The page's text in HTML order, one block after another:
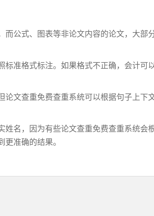
而公式、图表等非论文内容的论文，大部
准格式标注。如果格式不正确，会计可
文查重免费查重系统可以根据句子上下
名，因为有些论文查重免费查重系统会
准确的结果。